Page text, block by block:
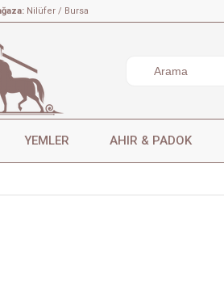
Nilüfer / Bursa
YEMLER AHIR & PADOK